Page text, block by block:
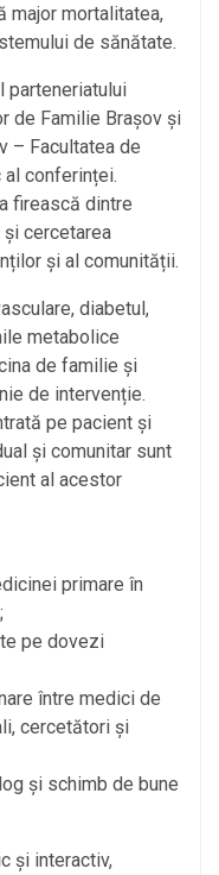
major mortalitatea,
de sănătate.
parteneriatului
de Familie Brașov și
– Facultatea de
conferinței.
firească dintre
cercetarea
și al comunității.
diabetul,
metabolice
de familie și
de intervenție.
pe pacient și
și comunitar sunt
al acestor
primare în
pe dovezi
între medici de
cercetători și
și schimb de bune
și interactiv,